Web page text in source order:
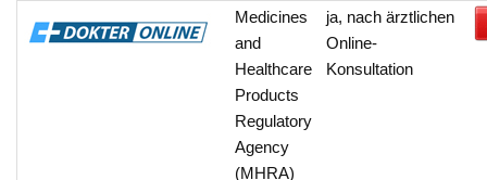
Medicines
and
Healthcare
Products
Regulatory
Agency
(MHRA)
ja, nach ärztlichen
Online-
Konsultation